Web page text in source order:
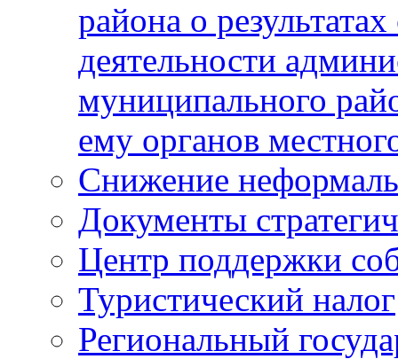
района о
деятельности
муниципального
ему органов
Снижение
Документы
Центр поддержки
Туристический налог
Региональный